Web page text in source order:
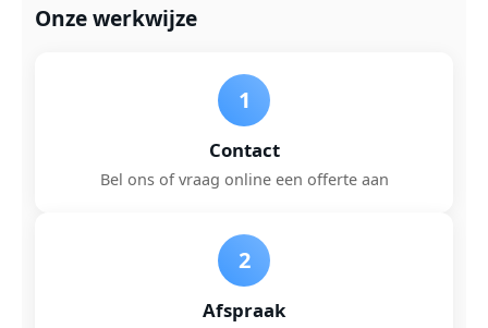
Onze werkwijze
1
Contact
Bel ons of vraag online een offerte aan
2
Afspraak